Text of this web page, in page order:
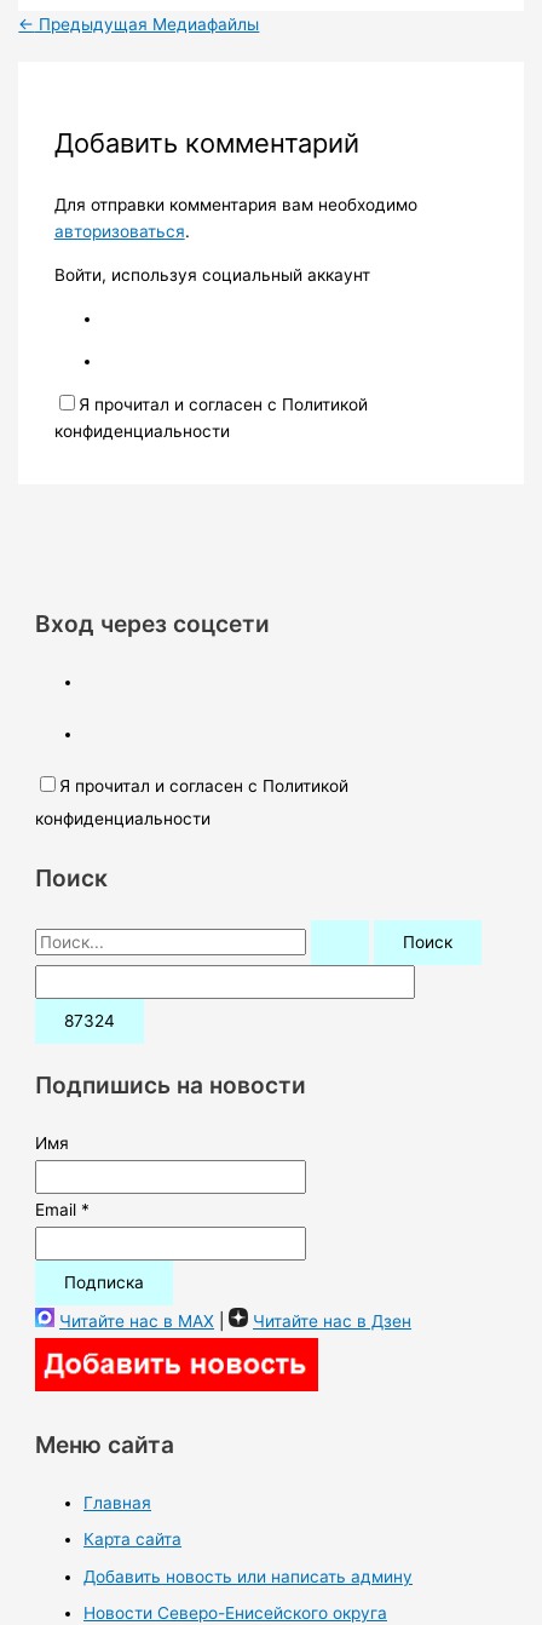
← Предыдущая Медиафайлы
Добавить комментарий
Для отправки комментария вам необходимо
авторизоваться.
Войти, используя социальный аккаунт
Я прочитал и согласен с Политикой
конфиденциальности
Вход через соцсети
Я прочитал и согласен с Политикой
конфиденциальности
Поиск
П
о
и
:Подпишись на новости
Имя
Email *
Читайте нас в MAX | Читайте нас в Дзен
Меню сайта
Главная
Карта сайта
Добавить новость или написать админу
Новости Северо-Енисейского округа